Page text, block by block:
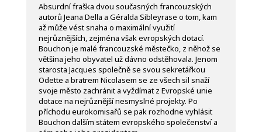
Absurdní fraška dvou současných francouzských
autorů Jeana Della a Géralda Sibleyrase o tom, kam
až může vést snaha o maximální využití
nejrůznějších, zejména však evropských dotací.
Bouchon je malé francouzské městečko, z něhož se
většina jeho obyvatel už dávno odstěhovala. Jenom
starosta Jacques společně se svou sekretářkou
Odette a bratrem Nicolasem se ze všech sil snaží
svoje město zachránit a vyždímat z Evropské unie
dotace na nejrůznější nesmyslné projekty. Po
příchodu eurokomisařů se pak rozhodne vyhlásit
Bouchon dalším státem evropského společenství a